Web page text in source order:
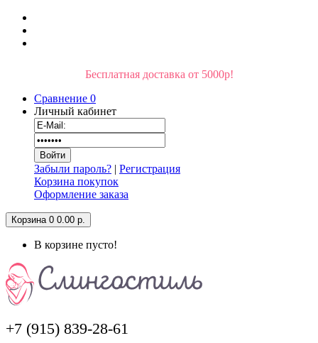
Бесплатная доставка от 5000р!
Сравнение 0
Личный кабинет
Забыли пароль? | Регистрация
Корзина покупок
Оформление заказа
Корзина 0 0.00 р.
В корзине пусто!
+7 (915) 839-28-61